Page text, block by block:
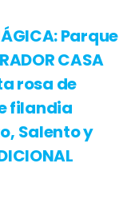
Parque
CASA
rosa de
filandia
Salento y